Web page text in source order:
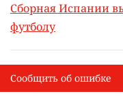
Сборная Испании
футболу
I
Сообщить об опечатке
Выделите фрагмент и
Сообщить об ошибке